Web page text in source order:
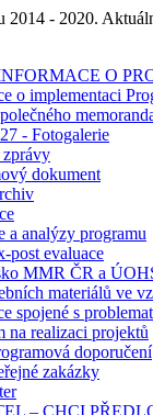
2014 - 2020.
O
o implementaci
- Fotogalerie
dokument
a analýzy programu
post evaluace
MMR ČR a
materiálů ve
spojené s
na realizaci projektů
doporučení
zakázky
– CHCI